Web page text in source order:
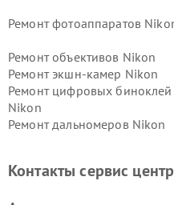
Ремонт фотоаппаратов
Ремонт объективов Nikon
Ремонт экшн-камер Nikon
Ремонт цифровых биноклей
Nikon
Ремонт дальномеров Nikon
Контакты сервис